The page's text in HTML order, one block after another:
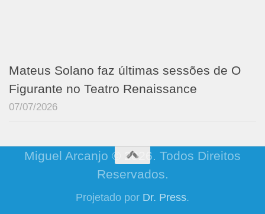
Mateus Solano faz últimas sessões de O
Figurante no Teatro Renaissance
07/07/2026
Miguel Arcanjo © 2026. Todos Direitos
Reservados.
Projetado por Dr. Press.